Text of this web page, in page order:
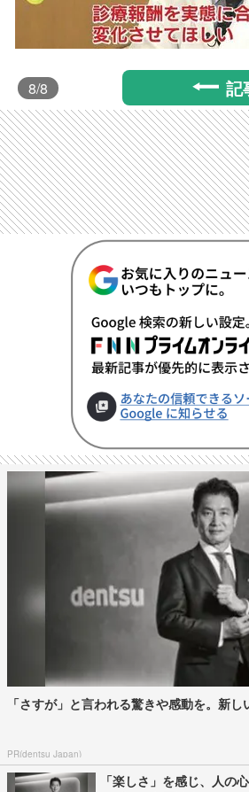
8/8 記
「さすが」と言われる驚きや感動を。新
PR(dentsu Japan)
「楽しさ」を感じ、人の